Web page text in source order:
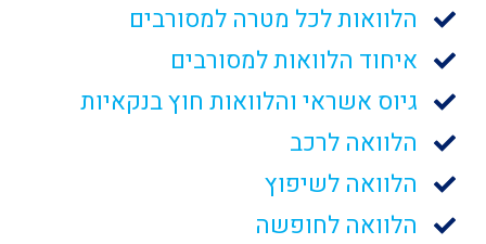
הלוואות לכל מטרה למסורבים
איחוד הלוואות למסורבים
גיוס אשראי והלוואות חוץ בנקאיות
הלוואה לרכב
הלוואה לשיפוץ
הלוואה לחופשה